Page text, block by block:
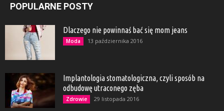
POPULARNE POSTY
Dlaczego nie powinnaś bać się mom jeans
Moda 13 października 2016
Implantologia stomatologiczna, czyli sposób na
odbudowę utraconego zęba
Zdrowie 29 listopada 2016